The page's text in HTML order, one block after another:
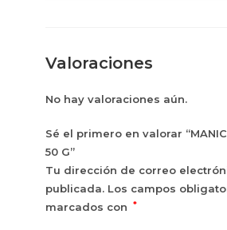
Valoraciones
No hay valoraciones aún.
Sé el primero en valorar
50 G”
Tu dirección de correo
publicada. Los campos
marcados con
*